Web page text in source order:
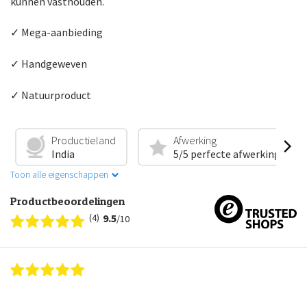
✓ Mega-aanbieding
✓ Handgeweven
✓ Natuurproduct
Productieland
India
Afwerking
5/5 perfecte afwerking
Toon alle eigenschappen
Productbeoordelingen
(4) 9.5/10